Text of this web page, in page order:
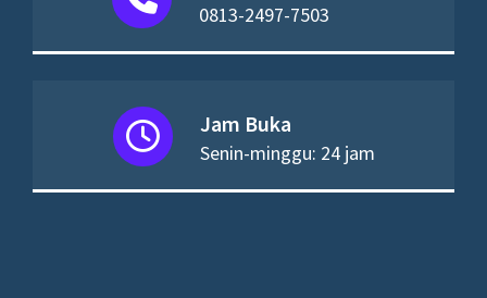
0813-2497-7503
Jam Buka
Senin-minggu: 24 jam